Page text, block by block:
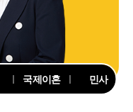
국제이혼 민사